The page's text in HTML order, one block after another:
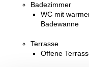
Badezimmer
WC mit
Badewanne
Terrasse
Offene